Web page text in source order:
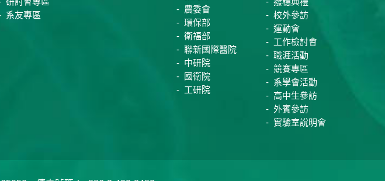
系友專區
農委會
環保部
衛福部
聯新國際醫院
中研院
國衛院
工研院
校外參訪
運動會
工作檢討會
職涯活動
競賽專區
系學會活動
高中生參訪
外賓參訪
實驗室說明會